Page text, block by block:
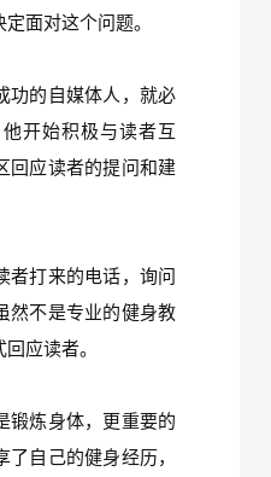
面对这个问题。
功的自媒体人，就必
开始积极与读者互
回应读者的提问和建
者打来的电话，询问
然不是专业的健身教
应读者。
锻炼身体，更重要的
自己的健身经历，